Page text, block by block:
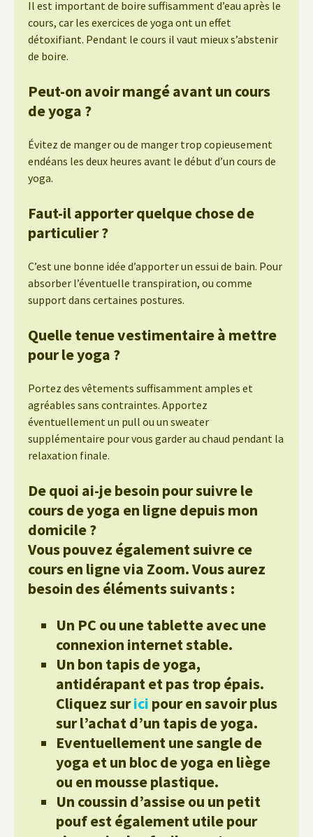
Il est important de boire suffisamment d’eau après le
cours, car les exercices de yoga ont un effet
détoxifiant. Pendant le cours il vaut mieux s’abstenir
de boire.
Peut-on avoir mangé avant un cours
de yoga ?
Évitez de manger ou de manger trop copieusement
endéans les deux heures avant le début d’un cours de
yoga.
Faut-il apporter quelque chose de
particulier ?
C’est une bonne idée d’apporter un essui de bain. Pour
absorber l’éventuelle transpiration, ou comme
support dans certaines postures.
Quelle tenue vestimentaire à mettre
pour le yoga ?
Portez des vêtements suffisamment amples et
agréables sans contraintes. Apportez
éventuellement un pull ou un sweater
supplémentaire pour vous garder au chaud pendant la
relaxation finale.
De quoi ai-je besoin pour suivre le
cours de yoga en ligne depuis mon
domicile ?
Vous pouvez également suivre ce
cours en ligne via Zoom. Vous aurez
besoin des éléments suivants :
Un PC ou une tablette avec une
connexion internet stable.
Un bon tapis de yoga,
antidérapant et pas trop épais.
Cliquez surici pour en savoir plus
sur l’achat d’un tapis de yoga.
Eventuellement une sangle de
yoga et un bloc de yoga en liège
ou en mousse plastique.
Un coussin d’assise ou un petit
pouf est également utile pour